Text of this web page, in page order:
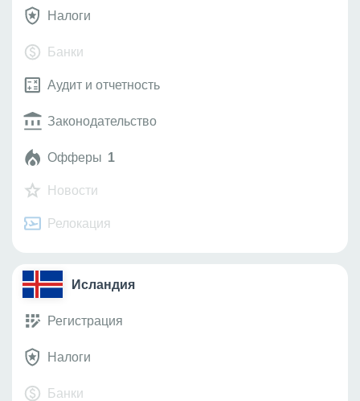
Налоги
Банки
Аудит и отчетность
Законодательство
Офферы 1
Новости
Релокация
Исландия
Регистрация
Налоги
Банки